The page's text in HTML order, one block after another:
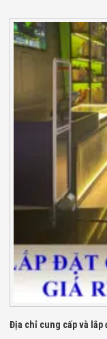
Địa chỉ cung cấp và lắp